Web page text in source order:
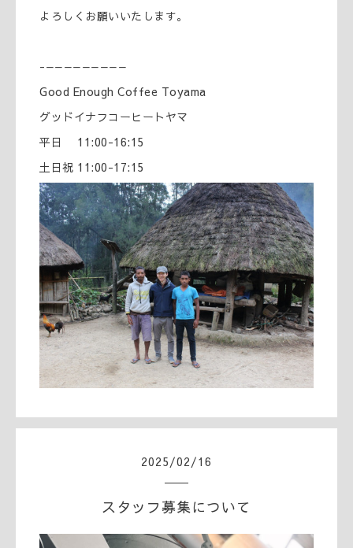
よろしくお願いいたします。
-—————————
Good Enough Coffee Toyama
グッドイナフコーヒートヤマ
平日 11:00-16:15
土日祝 11:00-17:15
2025/02/16
スタッフ募集について